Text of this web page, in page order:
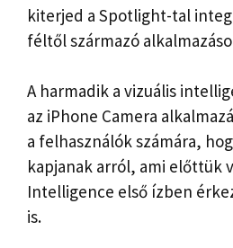
kiterjed a Spotlight-tal
féltől származó
A harmadik a vizuális
az iPhone Camera
a felhasználók számára,
kapjanak arról, ami előttük
Intelligence első ízben
is.